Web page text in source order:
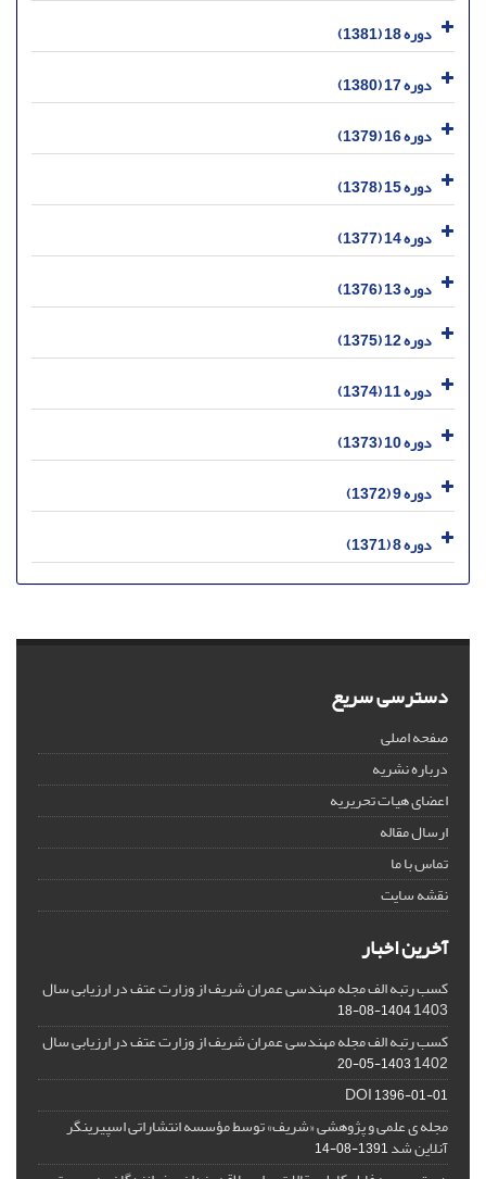
دوره 18 (1381)
دوره 17 (1380)
دوره 16 (1379)
دوره 15 (1378)
دوره 14 (1377)
دوره 13 (1376)
دوره 12 (1375)
دوره 11 (1374)
دوره 10 (1373)
دوره 9 (1372)
دوره 8 (1371)
دسترسی سریع
صفحه اصلی
درباره نشریه
اعضای هیات تحریریه
ارسال مقاله
تماس با ما
نقشه سایت
آخرین اخبار
کسب رتبه الف مجله مهندسی عمران شریف از وزارت عتف در ارزیابی سال
1403
1404-08-18
کسب رتبه الف مجله مهندسی عمران شریف از وزارت عتف در ارزیابی سال
1402
1403-05-20
DOI1396-01-01
مجله ی علمی و پژوهشی «شریف» توسط مؤسسه انتشاراتی اسپیرینگر
آنلاین شد1391-08-14